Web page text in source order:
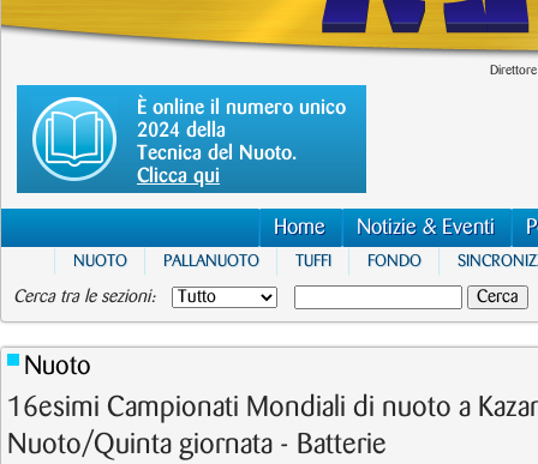
È online il numero unico
2024 della
Tecnica del Nuoto.
Clicca qui
Home Notizie & Eventi
NUOTO PALLANUOTO TUFFI FONDO
Cerca tra le sezioni:
Nuoto
16esimi Campionati Mondiali di nuoto a
Nuoto/Quinta giornata - Batterie